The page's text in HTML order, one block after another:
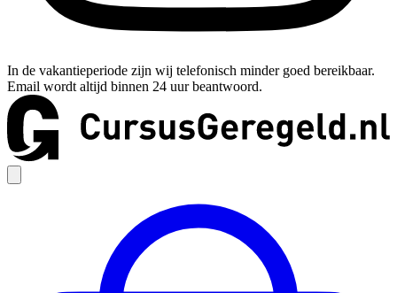
In de vakantieperiode zijn wij telefonisch minder goed bereikbaar.
Email wordt altijd binnen 24 uur beantwoord.